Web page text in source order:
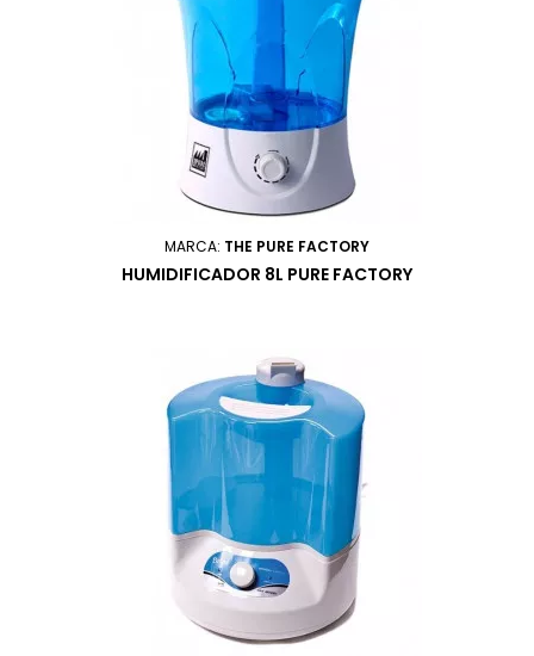
MARCA: THE PURE FACTORY
HUMIDIFICADOR 8L PURE FACTORY